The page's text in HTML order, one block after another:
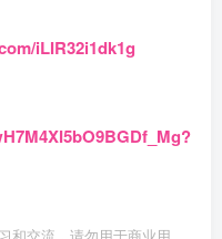
iLIR32i1dk1g